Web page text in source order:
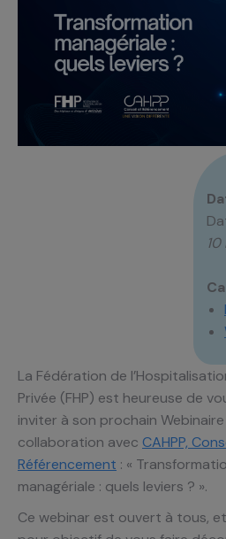
La Fédération de
Privée (FHP) est heureuse de
inviter à son prochain
collaboration avec CAHPP,
Référencement : «
managériale : quels leviers ? ».
Ce webinar est ouvert à tous,